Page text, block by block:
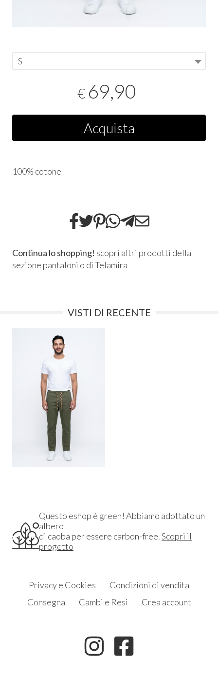
S
€ 69,90
Acquista
100% cotone
Continua lo shopping! scopri altri prodotti della
sezione pantaloni o di Telamira
VISTI DI RECENTE
Questo eshop è green! Abbiamo adottato un
albero
di caoba per essere carbon-free.Scopri il
progetto
Privacy e Cookies
Condizioni di vendita
Consegna
Cambi e Resi Crea account